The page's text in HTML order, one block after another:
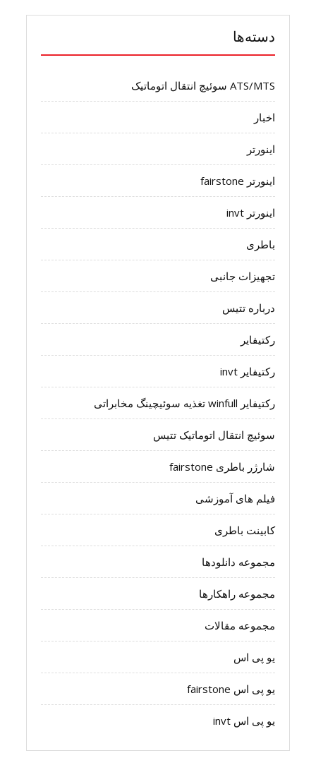
دسته‌ها
ATS/MTS سوئیچ انتقال اتوماتیک
اخبار
اینورتر
اینورتر fairstone
اینورتر invt
باطری
تجهیزات جانبی
درباره تتیس
رکتیفایر
رکتیفایر invt
رکتیفایر winfull تغذیه سوئیچینگ مخابراتی
سوئیچ انتقال اتوماتیک تتیس
شارژر باطری fairstone
فیلم های آموزشی
کابینت باطری
مجموعه دانلودها
مجموعه راهکارها
مجموعه مقالات
یو پی اس
یو پی اس fairstone
یو پی اس invt